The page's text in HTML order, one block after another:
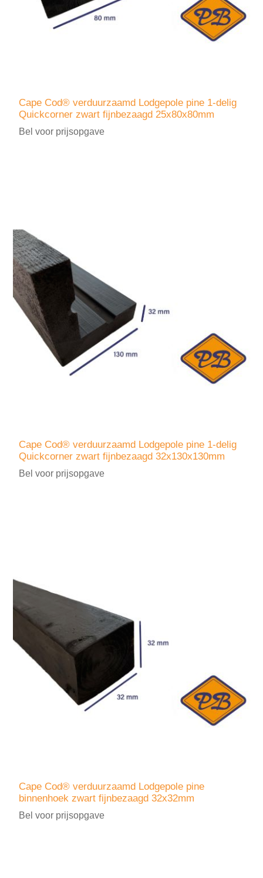
Cape Cod® verduurzaamd Lodgepole pine 1-delig
Quickcorner zwart fijnbezaagd 25x80x80mm
Bel voor prijsopgave
Cape Cod® verduurzaamd Lodgepole pine 1-delig
Quickcorner zwart fijnbezaagd 32x130x130mm
Bel voor prijsopgave
Cape Cod® verduurzaamd Lodgepole pine
binnenhoek zwart fijnbezaagd 32x32mm
Bel voor prijsopgave